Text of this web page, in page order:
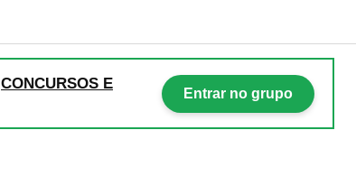
CONCURSOS E
Entrar no grupo